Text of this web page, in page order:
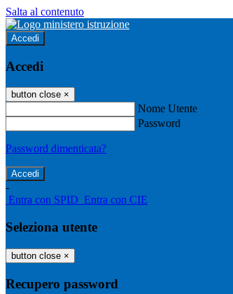
Salta al contenuto
Accedi
Accedi
button close ×
Nome Utente
Password
Password dimenticata?
-
Entra con SPID Entra con CIE
Seleziona utente
button close ×
Recupero password